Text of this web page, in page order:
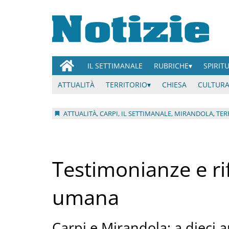
IL SETTIMANALE RUBRICHE
ATTUALITÀ
TERRITORIO CHIESA
ATTUALITÀ, CARPI, IL SETTIMANALE, MIRANDOLA,
Testimonianze e
umana